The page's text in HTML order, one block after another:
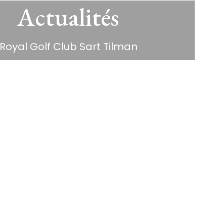
Actualités
Royal Golf Club Sart Tilman